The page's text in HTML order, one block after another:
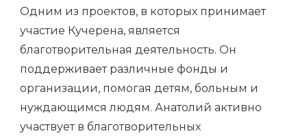
Одним из проектов, в которых принимает
участие Кучерена, является
благотворительная деятельность. Он
поддерживает различные фонды и
организации, помогая детям, больным и
нуждающимся людям. Анатолий активно
участвует в благотворительных